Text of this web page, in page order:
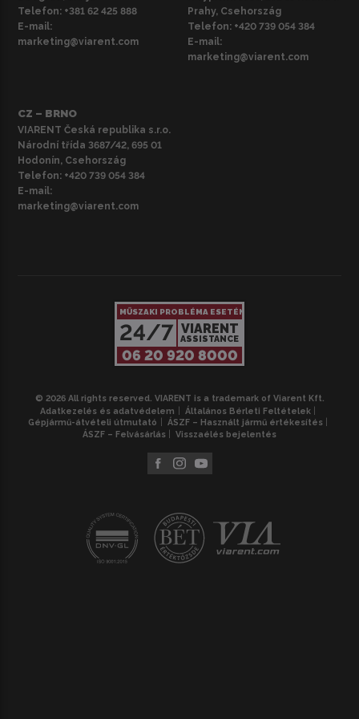
Telefon: +381 62 425 888
E-mail:
marketing@viarent.com
Prahy, Csehország
Telefon: +420 739 054 384
E-mail:
marketing@viarent.com
CZ – BRNO
VIARENT Česká republika s.r.o.
Národní třída 3687/42, 695 01
Hodonín, Csehország
Telefon: +420 739 054 384
E-mail:
marketing@viarent.com
MŰSZAKI PROBLÉMA ESETÉN
24/7 VIARENT
ASSISTANCE
06 20 920 8000
© 2026 All rights reserved. VIARENT is a trademark of Viarent Kft.
Adatkezelés és adatvédelem
Általános Bérleti Feltételek
Gépjármű-átvételi útmutató
ÁSZF – Használt jármű értékesítés
ÁSZF – Felvásárlás
Visszaélés bejelentés